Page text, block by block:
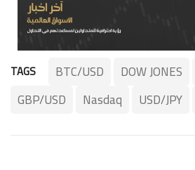
TAGS BTC/USD DOW JONES
GBP/USD
Nasdaq USD/JPY